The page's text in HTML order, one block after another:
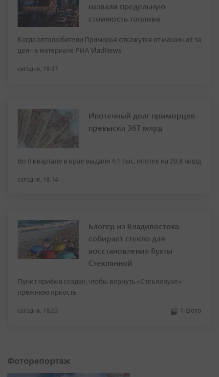
назвали предельную
стоимость топлива
Когда автолюбители Приморья откажутся от машин из-за
цен - в материале РИА VladNews
сегодня, 18:27
Ипотечный долг приморцев
превысил 367 млрд
Во II квартале в крае выдали 4,1 тыс. ипотек на 20,8 млрд
сегодня, 18:14
Блогер из Владивостока
собирает стекло для
восстановления бухты
Стеклянной
Пункт приёма создан, чтобы вернуть «Стеклянухе»
прежнюю яркость
сегодня, 18:03 1 фото
Фоторепортаж